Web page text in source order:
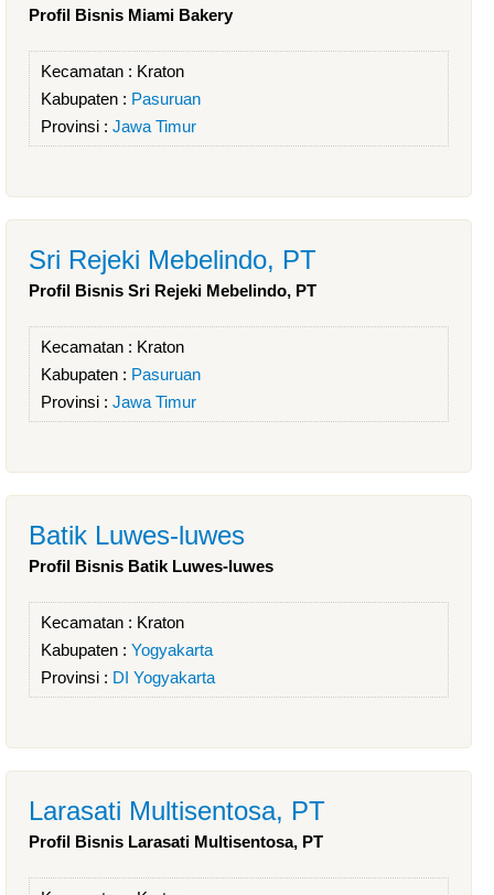
Profil Bisnis Miami Bakery
Kecamatan : Kraton
Kabupaten : Pasuruan
Provinsi : Jawa Timur
Sri Rejeki Mebelindo, PT
Profil Bisnis Sri Rejeki Mebelindo, PT
Kecamatan : Kraton
Kabupaten : Pasuruan
Provinsi : Jawa Timur
Batik Luwes-luwes
Profil Bisnis Batik Luwes-luwes
Kecamatan : Kraton
Kabupaten : Yogyakarta
Provinsi : DI Yogyakarta
Larasati Multisentosa, PT
Profil Bisnis Larasati Multisentosa, PT